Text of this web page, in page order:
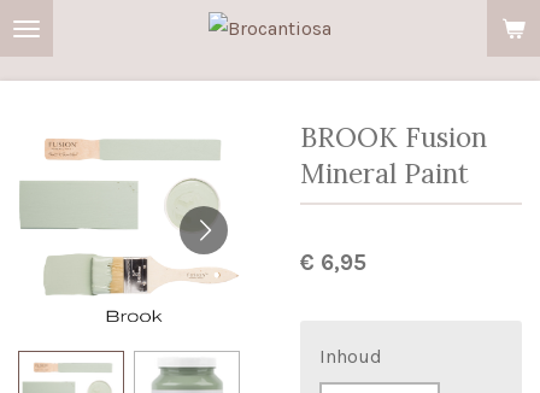
Ga
direct
hoofdinhoud
BROOK Fusion
Mineral Paint
€ 6,95
Inhoud